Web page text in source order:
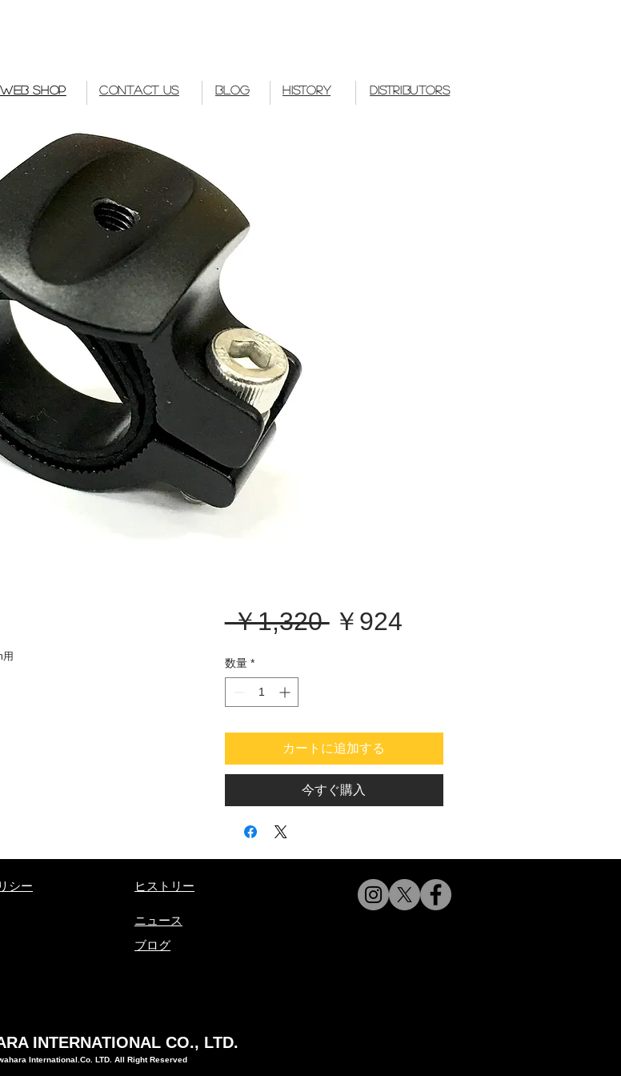
WEB SHOP CONTACT US BLOG History Distributors
￥1,320 通
格
￥924セ
価
格
数量 *
カートに追加する
今すぐ購入
シー ヒストリー
ニュース
ブログ
International.Co. LTD. All Right Reserved
INTERNATIONAL CO., LTD.